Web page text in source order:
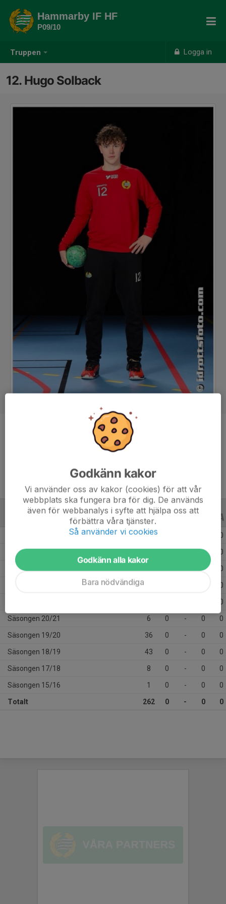
Truppen Logga in
Hammarby IF HF
P09/10
12. Hugo Solback
Målvakt
17 år
ALLA ÅR
26 0
Säsongen 24/25 0 0
Säsongen 23/24 0 0
0
0
Säsongen 20/21 6 0 - 0 0
Säsongen 19/20 36 0 - 0 0
Säsongen 18/19 43 0 - 0 0
Säsongen 17/18 8 0 - 0 0
Säsongen 15/16 1 0 - 0 0
Totalt 262 0 - 0 0
Godkänn kakor
Vi använder oss av kakor (cookies) för att vår
webbplats ska fungera bra för dig. De används
även för webbanalys i syfte att hjälpa oss att
förbättra våra tjänster.
Så använder vi cookies
Godkänn alla kakor
Bara nödvändiga